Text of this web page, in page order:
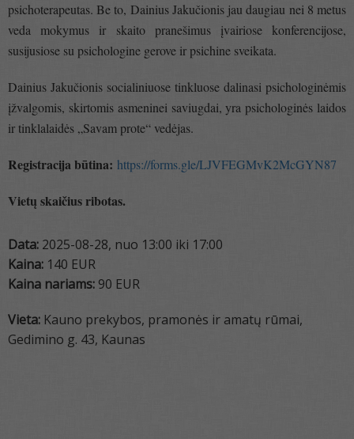
psichoterapeutas. Be to, Dainius Jakučionis jau daugiau nei 8 metus
veda mokymus ir skaito pranešimus įvairiose konferencijose,
susijusiose su psichologine gerove ir psichine sveikata.
Dainius Jakučionis socialiniuose tinkluose dalinasi psichologinėmis
įžvalgomis, skirtomis asmeninei saviugdai, yra psichologinės laidos
ir tinklalaidės „Savam prote“ vedėjas.
Registracija būtina: https://forms.gle/LJVFEGMvK2McGYN87
Vietų skaičius ribotas.
Data: 2025-08-28, nuo 13:00 iki 17:00
Kaina: 140 EUR
Kaina nariams: 90 EUR
Vieta: Kauno prekybos, pramonės ir amatų rūmai,
Gedimino g. 43, Kaunas